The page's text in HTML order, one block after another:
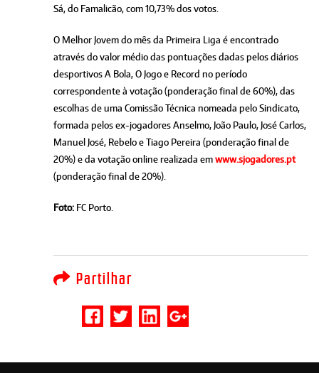
Sá, do Famalicão, com 10,73% dos votos.
O Melhor Jovem do mês da Primeira Liga é encontrado
através do valor médio das pontuações dadas pelos diários
desportivos A Bola, O Jogo e Record no período
correspondente à votação (ponderação final de 60%), das
escolhas de uma Comissão Técnica nomeada pelo Sindicato,
formada pelos ex-jogadores Anselmo, João Paulo, José Carlos,
Manuel José, Rebelo e Tiago Pereira (ponderação final de
20%) e da votação online realizada emwww.sjogadores.pt
(ponderação final de 20%).
Foto: FC Porto.
Partilhar